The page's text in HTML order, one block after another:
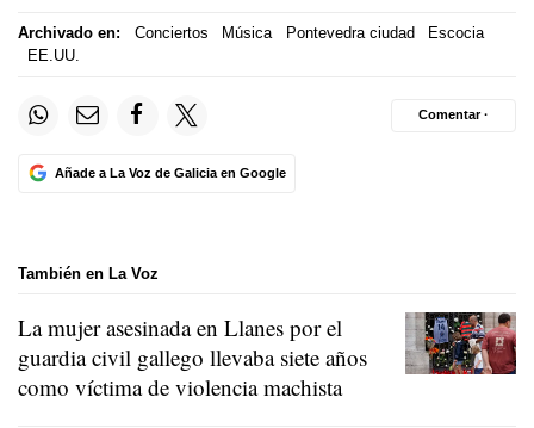
Archivado en: Conciertos Música Pontevedra ciudad
Escocia
EE.UU.
Añade a La Voz de Galicia en Google
Comentar ·
También en La Voz
La mujer asesinada en Llanes por el
guardia civil gallego llevaba siete años
como víctima de violencia machista